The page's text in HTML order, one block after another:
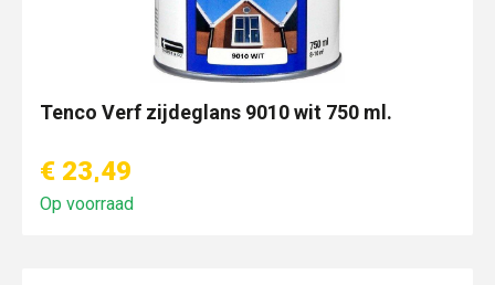
Tenco Verf zijdeglans 9010 wit 750 ml.
€ 23,49
Op voorraad